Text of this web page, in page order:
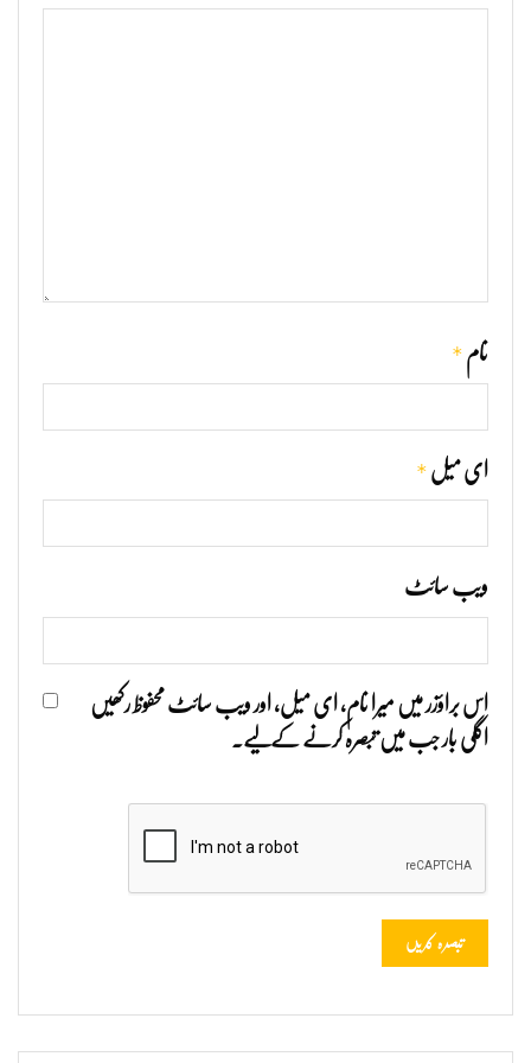
نام *
ای میل *
ویب‌ سائٹ
اس براؤزر میں میرا نام، ای میل، اور ویب سائٹ محفوظ رکھیں
اگلی بار جب میں تبصرہ کرنے کےلیے۔